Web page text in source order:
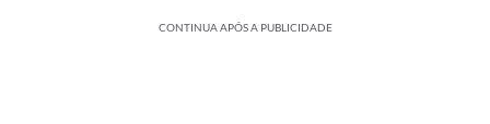
CONTINUA APÓS A PUBLICIDADE